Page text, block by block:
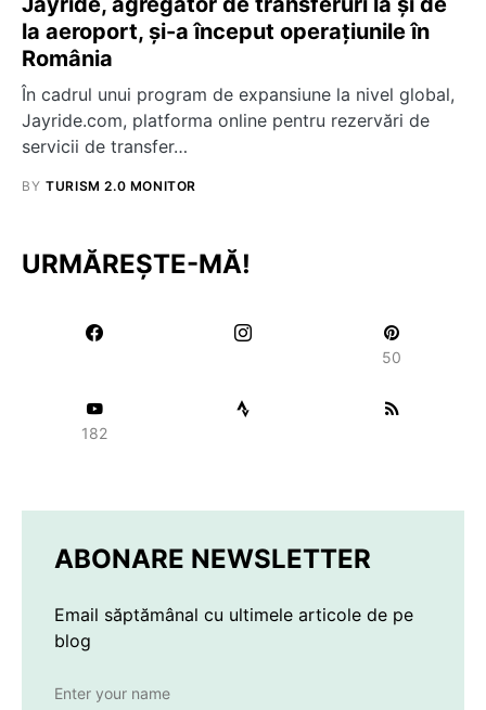
la aeroport, și-a început operațiunile în
România
În cadrul unui program de expansiune la nivel global,
Jayride.com, platforma online pentru rezervări de
servicii de transfer…
BY TURISM 2.0 MONITOR
URMĂREȘTE-MĂ!
50
182
ABONARE NEWSLETTER
Email săptămânal cu ultimele articole de pe
blog